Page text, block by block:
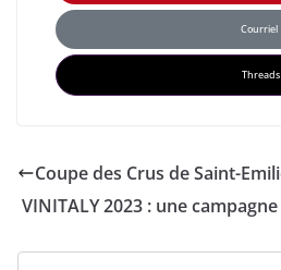
Courriel
Threads
Coupe des Crus de Saint-
VINITALY 2023 : une